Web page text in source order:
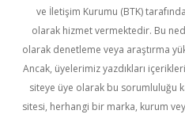
ve İletişim Kurumu (BTK)
olarak hizmet vermektedir. Bu
olarak denetleme veya araştırma
Ancak, üyelerimiz yazdıkları
siteye üye olarak bu sorumluluğu
sitesi, herhangi bir marka, kurum